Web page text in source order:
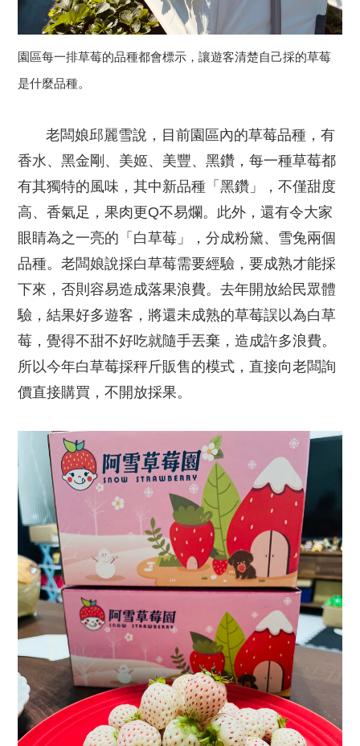
園區每一排草莓的品種都會標示，讓遊客清楚自己採的草莓
是什麼品種。
老闆娘邱麗雪說，目前園區內的草莓品種，有
香水、黑金剛、美姬、美豐、黑鑽，每一種草莓都
有其獨特的風味，其中新品種「黑鑽」，不僅甜度
高、香氣足，果肉更Q不易爛。此外，還有令大家
眼睛為之一亮的「白草莓」，分成粉黛、雪兔兩個
品種。老闆娘說採白草莓需要經驗，要成熟才能採
下來，否則容易造成落果浪費。去年開放給民眾體
驗，結果好多遊客，將還未成熟的草莓誤以為白草
莓，覺得不甜不好吃就隨手丟棄，造成許多浪費。
所以今年白草莓採秤斤販售的模式，直接向老闆詢
價直接購買，不開放採果。